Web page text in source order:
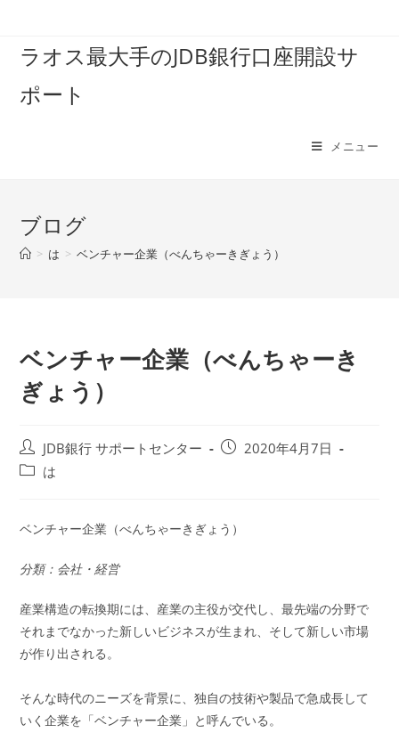
ラオス最大手のJDB銀行口座開設サ
ポート
メニュー
ブログ
> は > ベンチャー企業（べんちゃーきぎょう）
ベンチャー企業（べんちゃーき
ぎょう）
投
稿
JDB銀行 サポートセンター
投
日:
2020年4月7日
投
テ
リ
は
ベンチャー企業（べんちゃーきぎょう）
分類：会社・経営
産業構造の転換期には、産業の主役が交代し、最先端の分野で
それまでなかった新しいビジネスが生まれ、そして新しい市場
が作り出される。
そんな時代のニーズを背景に、独自の技術や製品で急成長して
いく企業を「ベンチャー企業」と呼んでいる。